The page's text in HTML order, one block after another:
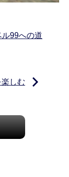
99への道
しむ